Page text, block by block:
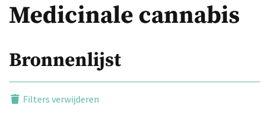
Medicinale cannabis
Bronnenlijst
Filters verwijderen